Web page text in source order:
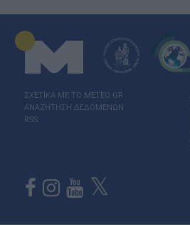
ΣΧΕΤΙΚΑ ΜΕ ΤΟ ΜΕΤΕΟ.GR
ΑΝΑΖΗΤΗΣΗ ΔΕΔΟΜΕΝΩΝ
RSS